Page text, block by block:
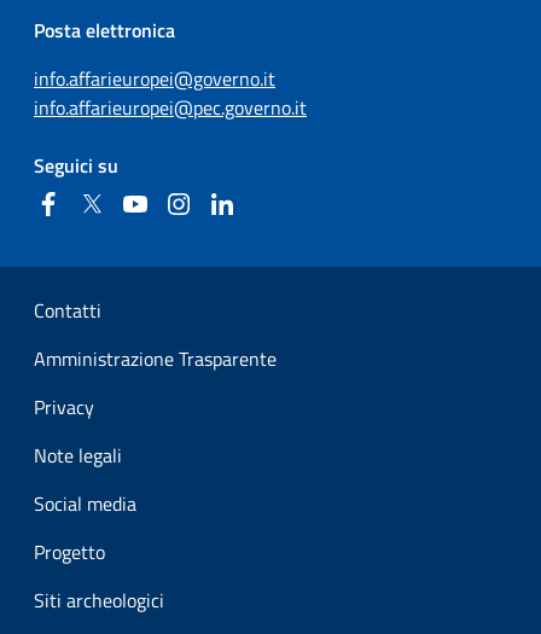
Posta elettronica
info.affarieuropei@governo.it
info.affarieuropei@pec.governo.it
Seguici su
FacebookTwitter YouTubeInstagram
Sezione Link Utili
Contatti
Amministrazione Trasparente
Privacy
Note legali
Social media
Progetto
Siti archeologici